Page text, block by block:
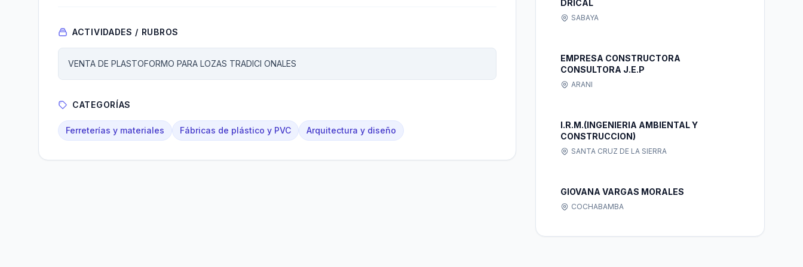
ACTIVIDADES / RUBROS
VENTA DE PLASTOFORMO PARA LOZAS TRADICI ONALES
CATEGORÍAS
Ferreterías y materiales Fábricas de plástico y PVC Arquitectura y diseño
DRICAL
SABAYA
EMPRESA CONSTRUCTORA
CONSULTORA J.E.P
ARANI
I.R.M.(INGENIERIA AMBIENTAL Y
CONSTRUCCION)
SANTA CRUZ DE LA SIERRA
GIOVANA VARGAS MORALES
COCHABAMBA